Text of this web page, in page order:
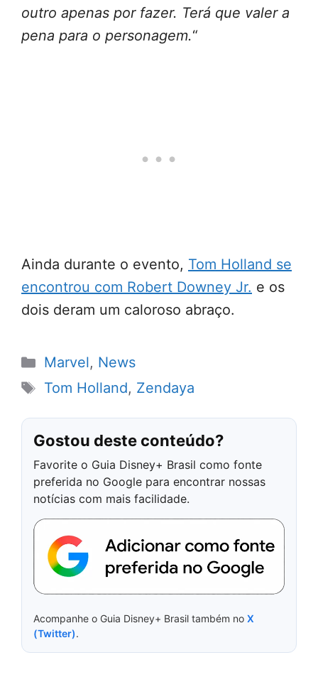
outro apenas por fazer. Terá que valer a
pena para o personagem.“
Ainda durante o evento, Tom Holland se
encontrou com Robert Downey Jr. e os
dois deram um caloroso abraço.
Categorias
Marvel, News
Tags
Tom Holland, Zendaya
Gostou deste conteúdo?
Favorite o Guia Disney+ Brasil como fonte
preferida no Google para encontrar nossas
notícias com mais facilidade.
Acompanhe o Guia Disney+ Brasil também no X
(Twitter).